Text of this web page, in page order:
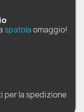
spatolaomaggio!
per la spedizione